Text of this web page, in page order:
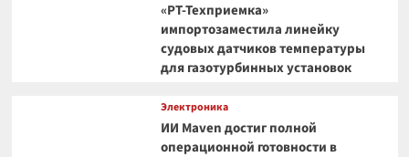
«РТ-Техприемка»
импортозаместила линейку
судовых датчиков температуры
для газотурбинных установок
Электроника
ИИ Maven достиг полной
операционной готовности в